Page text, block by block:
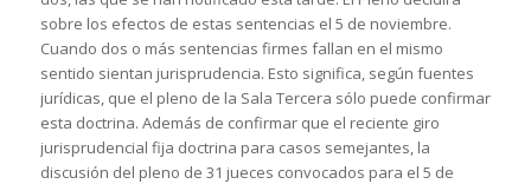
sobre los efectos de estas sentencias el 5 de noviembre.
Cuando dos o más sentencias firmes fallan en el mismo
sentido sientan jurisprudencia. Esto significa, según fuentes
jurídicas, que el pleno de la Sala Tercera sólo puede confirmar
esta doctrina. Además de confirmar que el reciente giro
jurisprudencial fija doctrina para casos semejantes, la
discusión del pleno de 31 jueces convocados para el 5 de